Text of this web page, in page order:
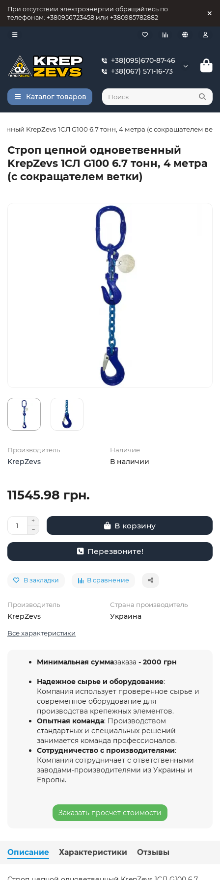
При отсутствии электроэнергии обращайтесь по
телефонам: +380956723458 или +380985782882
+38(095)670-87-46
+38(067) 571-16-73
Каталог товаров
KrepZevs 1СЛ G100 6.7 тонн, 4 метра (с сокращателем
Строп цепной одноветвенный
KrepZevs 1СЛ G100 6.7 тонн, 4 метра
(с сокращателем ветки)
Производитель
KrepZevs
Наличие
В наличии
11545.98 грн.
В корзину
Перезвоните!
В закладки В сравнение
Производитель
KrepZevs
Страна производитель
Украина
Все характеристики
Минимальная суммазаказа - 2000 грн
Надежное сырье и оборудование:
Компания использует проверенное сырье и
современное оборудование для
производства крепежных элементов.
Опытная команда: Производством
стандартных и специальных решений
занимается команда профессионалов.
Сотрудничество с производителями:
Компания сотрудничает с ответственными
заводами-производителями из Украины и
Европы.
Заказать просчет стоимости
Описание Характеристики Отзывы